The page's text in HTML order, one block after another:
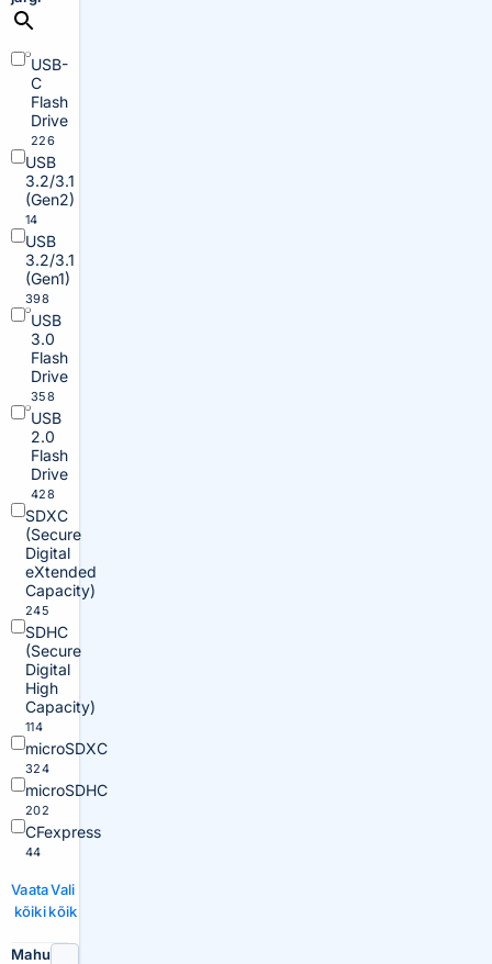
USB-
C
Flash
Drive
226
USB
3.2/3.1
(Gen2)
14
USB
3.2/3.1
(Gen1)
398
USB
3.0
Flash
Drive
358
USB
2.0
Flash
Drive
428
SDXC
(Secure
Digital
eXtended
Capacity)
245
SDHC
(Secure
Digital
High
Capacity)
114
microSDXC
324
microSDHC
202
CFexpress
44
Vaata
kõiki
Vali
kõik
Mahu